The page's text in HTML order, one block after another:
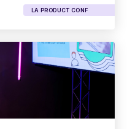
LA PRODUCT CONF